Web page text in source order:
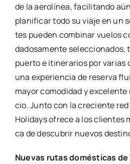
de la aero­lí­nea, faci­li­tan­do
pla­ni­fi­car todo su via­je en un
tes pue­den com­bi­nar vue­los
da­do­sa­men­te
puer­to e iti­ne­ra­rios por varias
una expe­rien­cia de reser­va
mayor como­di­dad y
cio. Jun­to con la cre­cien­te red
Holi­days ofre­ce a los
ca de des­cu­brir nue­vos
Nue­vas rutas domés­ti­cas